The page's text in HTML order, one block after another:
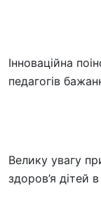
Інноваційна
педагогів
Велику увагу
здоров’я дітей